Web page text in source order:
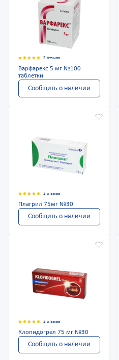
2 отзыва
Варфарекс 5 мг №100
таблетки
Сообщить о наличии
2 отзыва
Плагрил 75мг №30
Сообщить о наличии
2 отзыва
Клопидогрел 75 мг №30
Сообщить о наличии